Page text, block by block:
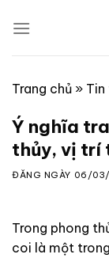
Trang chủ » Tin
Ý nghĩa
thủy, vị trí
ĐĂNG NGÀY 06/
Trong phong
coi là một